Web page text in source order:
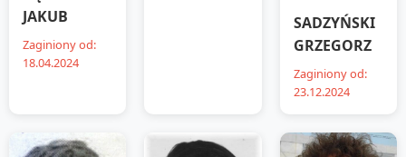
JAKUB
Zaginiony od:
18.04.2024
SADZYŃSKI
GRZEGORZ
Zaginiony od:
23.12.2024